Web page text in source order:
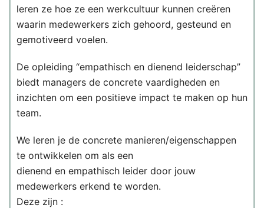
leren ze hoe ze een werkcultuur kunnen creëren
waarin medewerkers zich gehoord, gesteund en
gemotiveerd voelen.
De opleiding “empathisch en dienend leiderschap”
biedt managers de concrete vaardigheden en
inzichten om een positieve impact te maken op hun
team.
We leren je de concrete manieren/eigenschappen
te ontwikkelen om als een
dienend en empathisch leider door jouw
medewerkers erkend te worden.
Deze zijn :